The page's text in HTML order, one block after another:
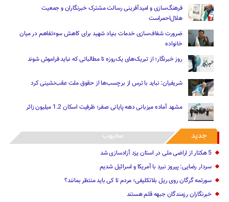
فرهنگ‌سازی و امیدآفرینی رسالت‌ مشترک خبرنگاران و جمعیت
هلال‌احمراست
ضرورت شفاف‌سازی خدمات بنیاد شهید برای کاهش سوءتفاهم‌ در میان
خانواده
روز خبرنگار؛ از تبریک‌های یک‌روزه تا مطالباتی که نباید فراموش شوند
شریفیان: نباید با ترس از برچسب‌ها از حقوق ملت عقب‌نشینی کرد
مشهد آماده میزبانی دهه پایانی صفر؛ ظرفیت اسکان 1.2 میلیون زائر
جدید محبوب
5 هکتار از اراضی ملی در استان یز‌د آزادسازی شد
سردار رضایی: پیروز نبرد با آمریکا و اسرائیل شدیم
سورتمه گرگان روی ریل بلاتکلیفی؛ مردم تا کی باید منتظر بمانند؟
خبرنگاران رزمندگان جبهه قلم هستند